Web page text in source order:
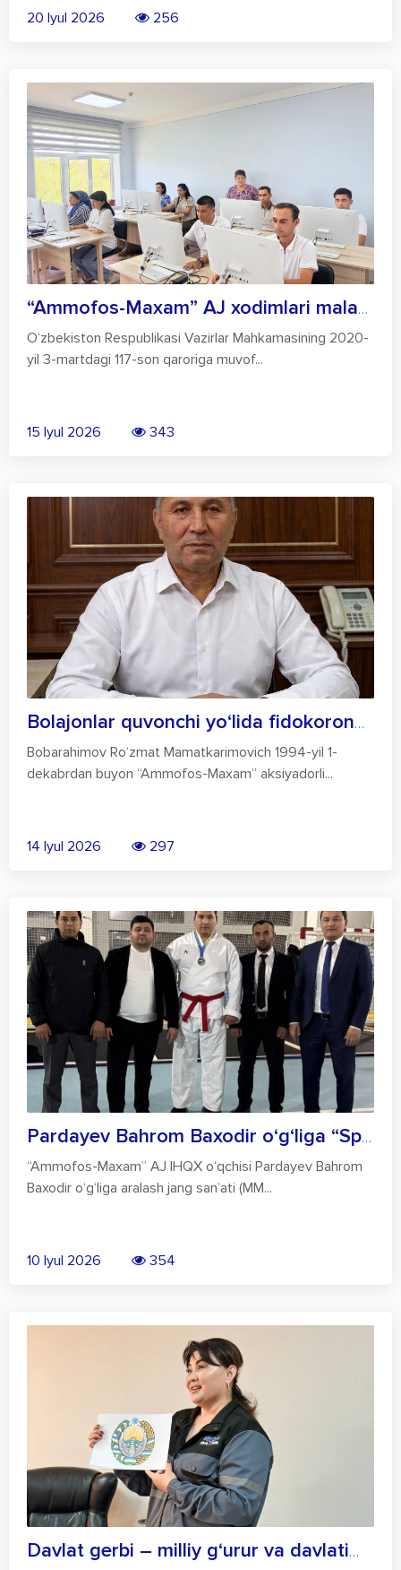
20 Iyul 2026 256
“Ammofos-Maxam” AJ xodimlari malaka oshi...
O‘zbekiston Respublikasi Vazirlar Mahkamasining 2020-
yil 3-martdagi 117-son qaroriga muvof...
15 Iyul 2026 343
Bolajonlar quvonchi yo‘lida fidokorona m...
Bobarahimov Ro‘zmat Mamatkarimovich 1994-yil 1-
dekabrdan buyon “Ammofos-Maxam” aksiyadorli...
14 Iyul 2026 297
Pardayev Bahrom Baxodir o‘g‘liga “Sport...
“Ammofos-Maxam” AJ IHQX o‘qchisi Pardayev Bahrom
Baxodir o‘g‘liga aralash jang san’ati (MM...
10 Iyul 2026 354
Davlat gerbi – milliy g‘urur va davlatim...